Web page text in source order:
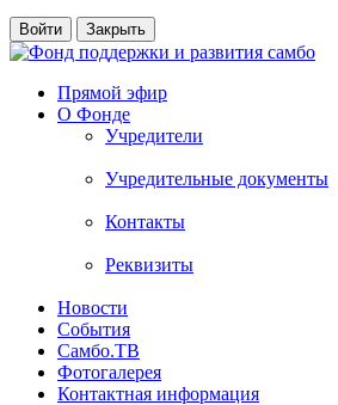
Прямой эфир
О Фонде
Учредители
Учредительные документы
Контакты
Реквизиты
Новости
События
Самбо.ТВ
Фотогалерея
Контактная информация